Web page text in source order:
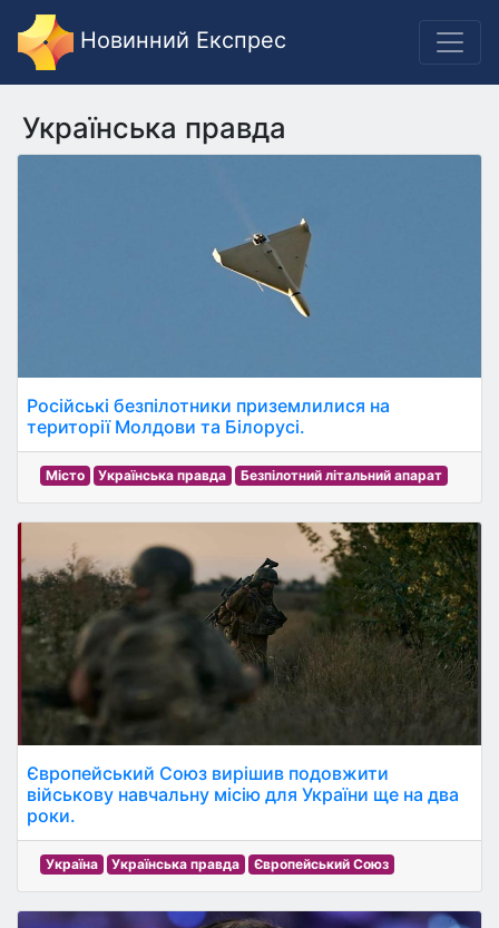
Новинний Експрес
Українська правда
Російські безпілотники приземлилися на
території Молдови та Білорусі.
Місто Українська правда Безпілотний літальний апарат
Європейський Союз вирішив подовжити
військову навчальну місію для України ще на два
роки.
Україна Українська правда Європейський Союз